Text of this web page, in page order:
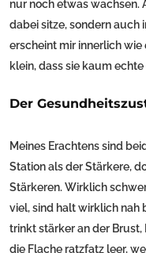
nur noch etwas wachsen.
dabei sitze, sondern auch
erscheint mir innerlich wie
klein, dass sie kaum
Der
Meines Erachtens sind
Station als der Stärkere,
Stärkeren. Wirklich
viel, sind halt wirklich nah
trinkt stärker an der Brust,
die Flache ratzfatz leer,